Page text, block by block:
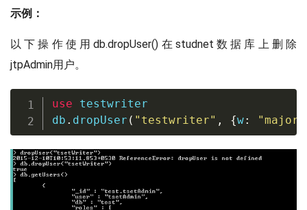
示例：
以下操作使用db.dropUser()在studnet数据库上删除
jtpAdmin用户。
use testwriter
db . dropUser ( "testwriter" , {w: